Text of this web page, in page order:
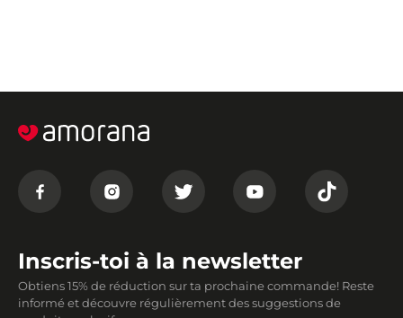
Inscris-toi à la newsletter
Obtiens 15% de réduction sur ta prochaine commande! Reste
informé et découvre régulièrement des suggestions de